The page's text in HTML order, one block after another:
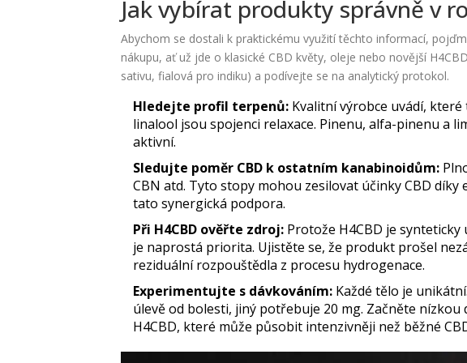
Jak vybírat produkty správně v
Abychom se dostali k praktickému využití těchto informací,
nákupu, ať už jde o klasické CBD květy, oleje nebo novější
sativu, fialová pro indiku) a podívejte se na analytický protokol.
Hledejte profil terpenů: Kvalitní výrobce uvádí,
linalool jsou spojenci relaxace. Pinenu, alfa-pinenu a
aktivní.
Sledujte poměr CBD k ostatním kanabinoidům:
CBN atd. Tyto stopy mohou zesilovat účinky CBD
tato synergická podpora.
Při H4CBD ověřte zdroj: Protože H4CBD je
je naprostá priorita. Ujistěte se, že produkt prošel
reziduální rozpouštědla z procesu hydrogenace.
Experimentujte s dávkováním: Každé tělo je
úlevě od bolesti, jiný potřebuje 20 mg. Začněte
H4CBD, které může působit intenzivněji než běžné